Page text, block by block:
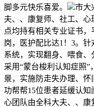
脚多元快乐喜爱。
市大
夫、、康复师、社工、
点均持有相关专业证书，
岗，医护配比达1！3。
系统，实现翻身、喂食
采用“蒙台梭利认知症照
景，实施防走失办理、怀
功帮帮15位患者延缓认
心团队由全科大夫、、康